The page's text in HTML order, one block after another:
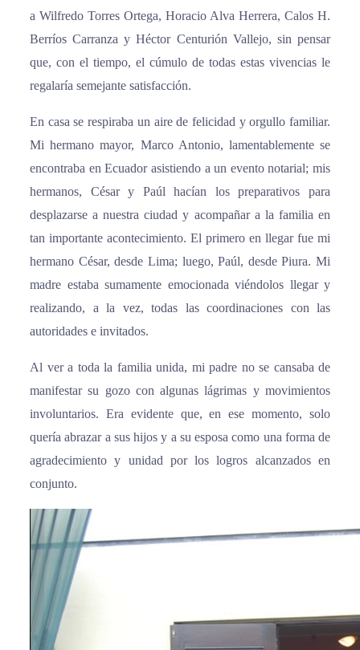
a Wilfredo Torres Ortega, Horacio Alva Herrera, Calos H.
Berríos Carranza y Héctor Centurión Vallejo, sin pensar
que, con el tiempo, el cúmulo de todas estas vivencias le
regalaría semejante satisfacción.
En casa se respiraba un aire de felicidad y orgullo familiar.
Mi hermano mayor, Marco Antonio, lamentablemente se
encontraba en Ecuador asistiendo a un evento notarial; mis
hermanos, César y Paúl hacían los preparativos para
desplazarse a nuestra ciudad y acompañar a la familia en
tan importante acontecimiento. El primero en llegar fue mi
hermano César, desde Lima; luego, Paúl, desde Piura. Mi
madre estaba sumamente emocionada viéndolos llegar y
realizando, a la vez, todas las coordinaciones con las
autoridades e invitados.
Al ver a toda la familia unida, mi padre no se cansaba de
manifestar su gozo con algunas lágrimas y movimientos
involuntarios. Era evidente que, en ese momento, solo
quería abrazar a sus hijos y a su esposa como una forma de
agradecimiento y unidad por los logros alcanzados en
conjunto.